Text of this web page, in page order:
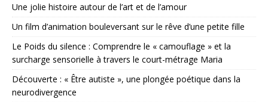
Une jolie histoire autour de l’art et de l’amour
Un film d’animation bouleversant sur le rêve d’une petite fille
Le Poids du silence : Comprendre le « camouflage » et la
surcharge sensorielle à travers le court-métrage Maria
Découverte : « Être autiste », une plongée poétique dans la
neurodivergence